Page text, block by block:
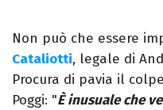
Non può che essere
Cataliotti, legale di
Procura di pavia il
Poggi: "Èinusuale che